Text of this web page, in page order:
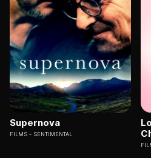
Supernova
FILMS SENTIMENTAL